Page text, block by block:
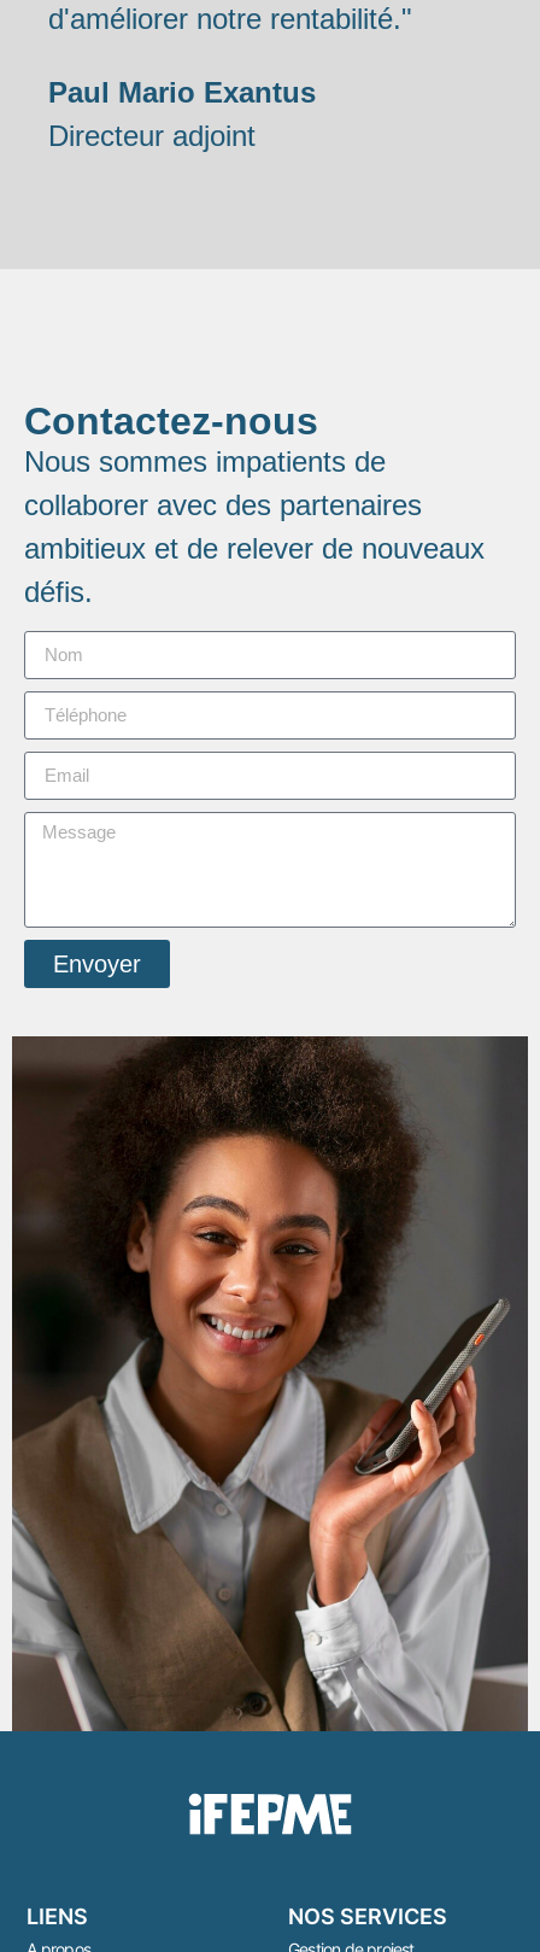
d'améliorer notre rentabilité."
Paul Mario Exantus
Directeur adjoint
Contactez-nous
Nous sommes impatients de
collaborer avec des partenaires
ambitieux et de relever de nouveaux
défis.
Envoyer
LIENS NOS SERVICES